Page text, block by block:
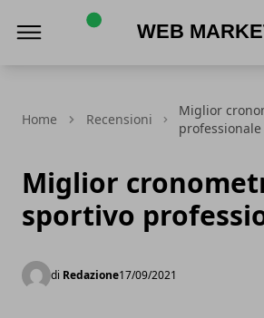
Home Recensioni
Miglior
professionale
Miglior
sportivo
di Redazione17/09/2021